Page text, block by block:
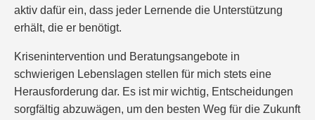
aktiv dafür ein, dass jeder Lernende die Unterstützung
erhält, die er benötigt.
Krisenintervention und Beratungsangebote in
schwierigen Lebenslagen stellen für mich stets eine
Herausforderung dar. Es ist mir wichtig, Entscheidungen
sorgfältig abzuwägen, um den besten Weg für die Zukunft